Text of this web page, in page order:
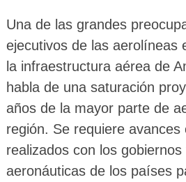
Una de las grandes
ejecutivos de las aerolíneas
la infraestructura aérea de
habla de una saturación
años de la mayor parte de
región. Se requiere avances
realizados con los
aeronáuticas de los países